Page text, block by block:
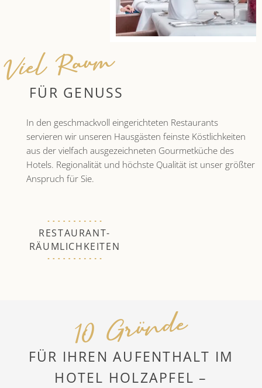
Viel Raum
FÜR GENUSS
In den geschmackvoll eingerichteten Restaurants
servieren wir unseren Hausgästen feinste Köstlichkeiten
aus der vielfach ausgezeichneten Gourmetküche des
Hotels. Regionalität und höchste Qualität ist unser größter
Anspruch für Sie.
RESTAURANT-
RÄUMLICHKEITEN
10 Gründe
FÜR IHREN AUFENTHALT IM
HOTEL HOLZAPFEL –